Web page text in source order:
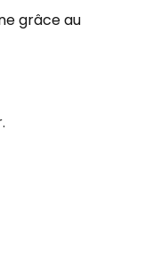
grâce au